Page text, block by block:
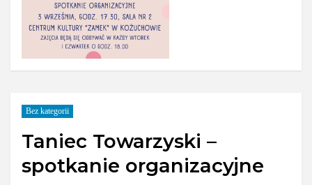
Bez kategorii
Taniec Towarzyski –
spotkanie organizacyjne